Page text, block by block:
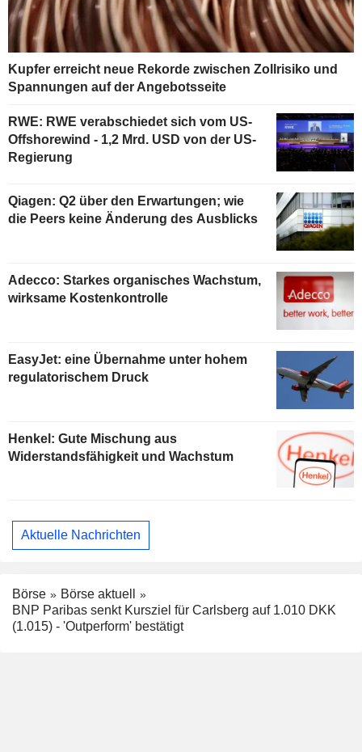
Kupfer erreicht neue Rekorde zwischen Zollrisiko und
Spannungen auf der Angebotsseite
RWE: RWE verabschiedet sich vom US-
Offshorewind - 1,2 Mrd. USD von der US-
Regierung
Qiagen: Q2 über den Erwartungen; wie
die Peers keine Änderung des Ausblicks
Adecco: Starkes organisches Wachstum,
wirksame Kostenkontrolle
EasyJet: eine Übernahme unter hohem
regulatorischem Druck
Henkel: Gute Mischung aus
Widerstandsfähigkeit und Wachstum
Aktuelle Nachrichten
Börse
Börse aktuell
BNP Paribas senkt Kursziel für Carlsberg auf 1.010 DKK
(1.015) - 'Outperform' bestätigt